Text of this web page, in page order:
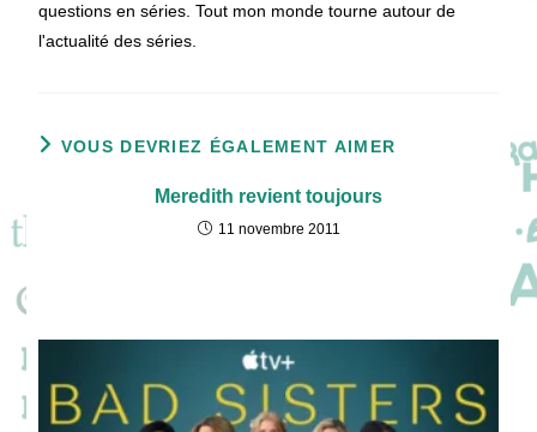
questions en séries. Tout mon monde tourne autour de
l'actualité des séries.
VOUS DEVRIEZ ÉGALEMENT AIMER
Meredith revient toujours
11 novembre 2011